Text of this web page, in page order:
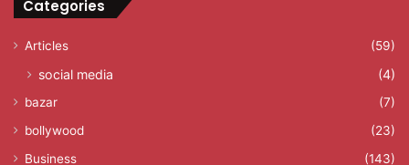
Categories
Articles (59)
social media (4)
bazar
(7)
bollywood
(23)
Business
(143)